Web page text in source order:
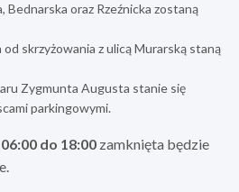
Bednarska oraz Rzeźnicka zostaną
skrzyżowania z ulicą Murarską staną
Zygmunta Augusta stanie się
parkingowymi.
do 18:00 zamknięta będzie